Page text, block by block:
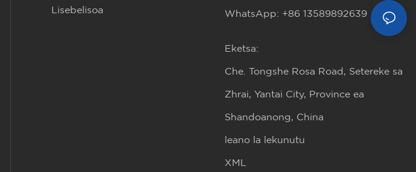
Lisebelisoa WhatsApp: +86 13589892639
Eketsa:
Che. Tongshe Rosa Road, Setereke sa
Zhrai, Yantai City, Province ea
Shandoanong, China
leano la lekunutu
XML